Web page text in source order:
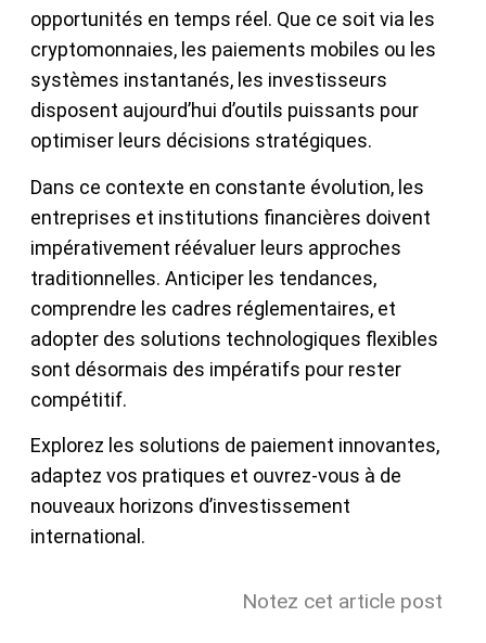
opportunités en temps réel. Que ce soit via les
cryptomonnaies, les paiements mobiles ou les
systèmes instantanés, les investisseurs
disposent aujourd’hui d’outils puissants pour
optimiser leurs décisions stratégiques.
Dans ce contexte en constante évolution, les
entreprises et institutions financières doivent
impérativement réévaluer leurs approches
traditionnelles. Anticiper les tendances,
comprendre les cadres réglementaires, et
adopter des solutions technologiques flexibles
sont désormais des impératifs pour rester
compétitif.
Explorez les solutions de paiement innovantes,
adaptez vos pratiques et ouvrez-vous à de
nouveaux horizons d’investissement
international.
Notez cet article post